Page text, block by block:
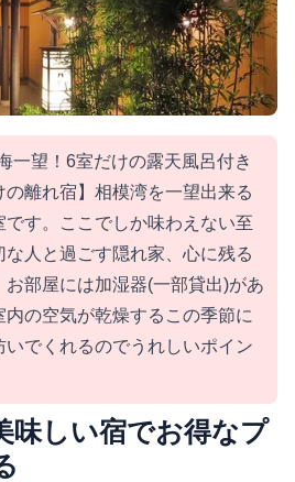
一望！6室だけの露天風呂付き
離れ宿】相模湾を一望出来る
す。ここでしか味わえない至
人と過ごす隠れ家、心に残る
部屋には加湿器(一部貸出)があ
の空気が乾燥するこの季節に
でくれるのでうれしいポイン
味しい宿でお得なプ